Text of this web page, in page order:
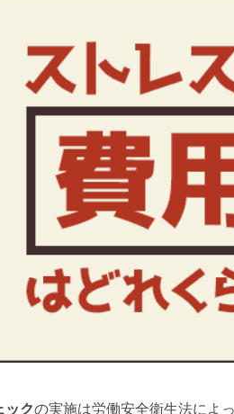
ックの実施は労働安全衛生法によ